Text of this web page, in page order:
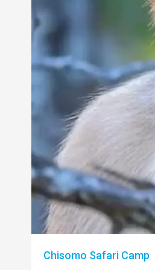
Chisomo Safari Camp